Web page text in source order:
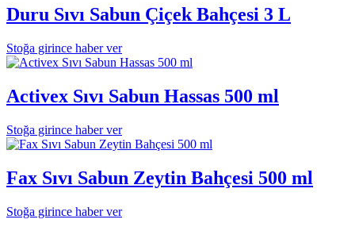
Duru Sıvı Sabun Çiçek Bahçesi 3 L
Stoğa girince haber ver
Activex Sıvı Sabun Hassas 500 ml
Stoğa girince haber ver
Fax Sıvı Sabun Zeytin Bahçesi 500 ml
Stoğa girince haber ver